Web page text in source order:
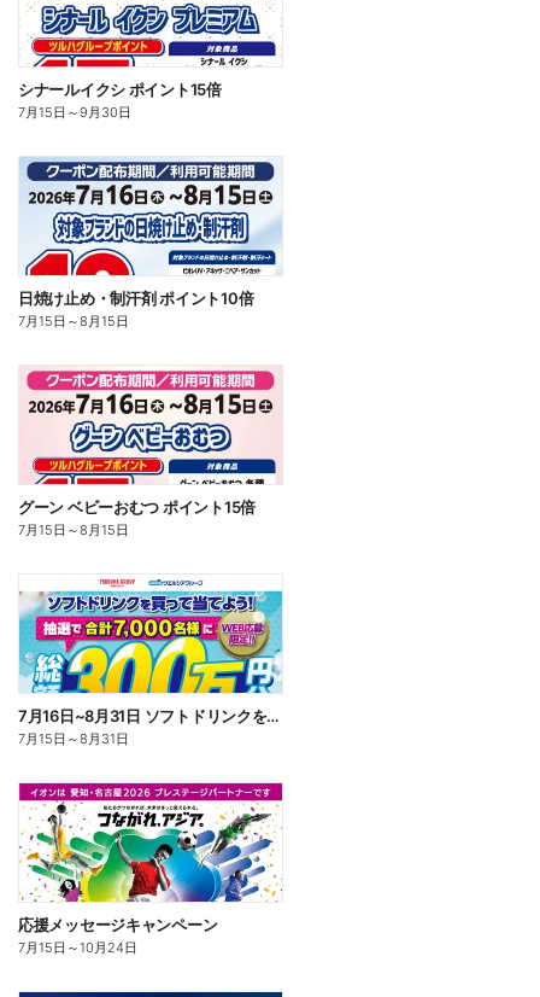
シナールイクシ ポイント15倍
7月15日 ～9月30日
日焼け止め・制汗剤 ポイント10倍
7月15日 ～8月15日
グーン ベビーおむつ ポイント15倍
7月15日 ～8月15日
7月16日~8月31日 ソフトドリンクを買って当てよう!
7月15日 ～8月31日
応援メッセージキャンペーン
7月15日 ～10月24日